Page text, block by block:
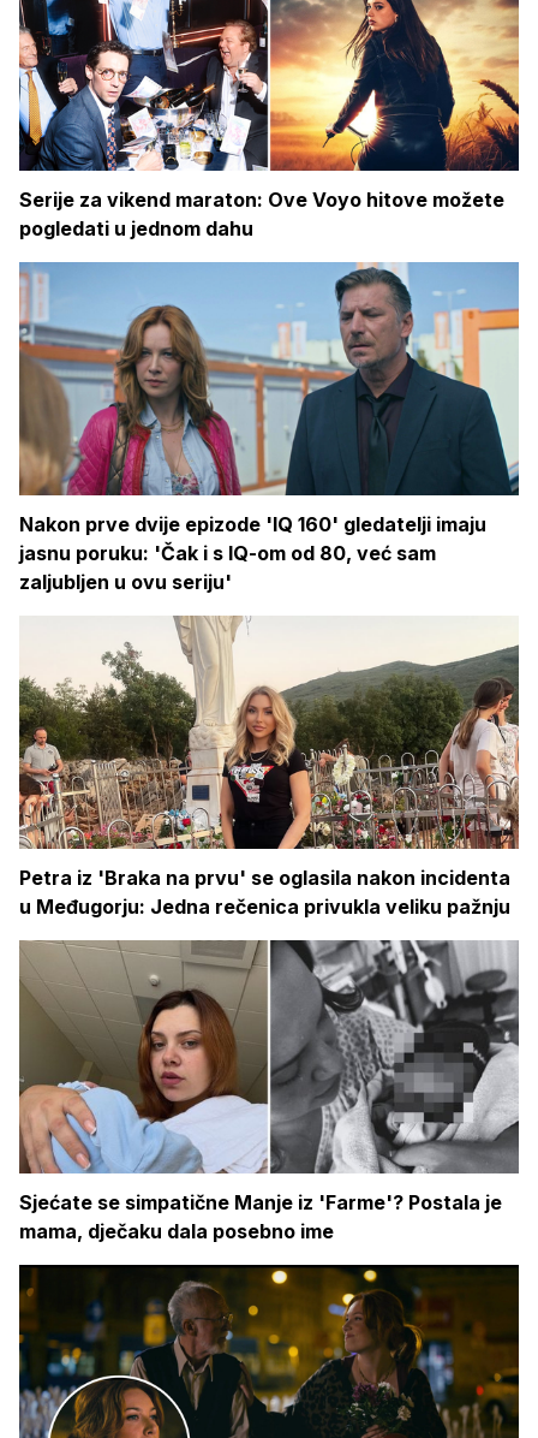
Serije za vikend maraton: Ove Voyo hitove možete
pogledati u jednom dahu
Nakon prve dvije epizode 'IQ 160' gledatelji imaju
jasnu poruku: 'Čak i s IQ-om od 80, već sam
zaljubljen u ovu seriju'
Petra iz 'Braka na prvu' se oglasila nakon incidenta
u Međugorju: Jedna rečenica privukla veliku pažnju
Sjećate se simpatične Manje iz 'Farme'? Postala je
mama, dječaku dala posebno ime